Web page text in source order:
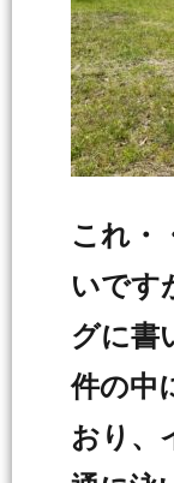
これ・
いです
グに書
件の
おり